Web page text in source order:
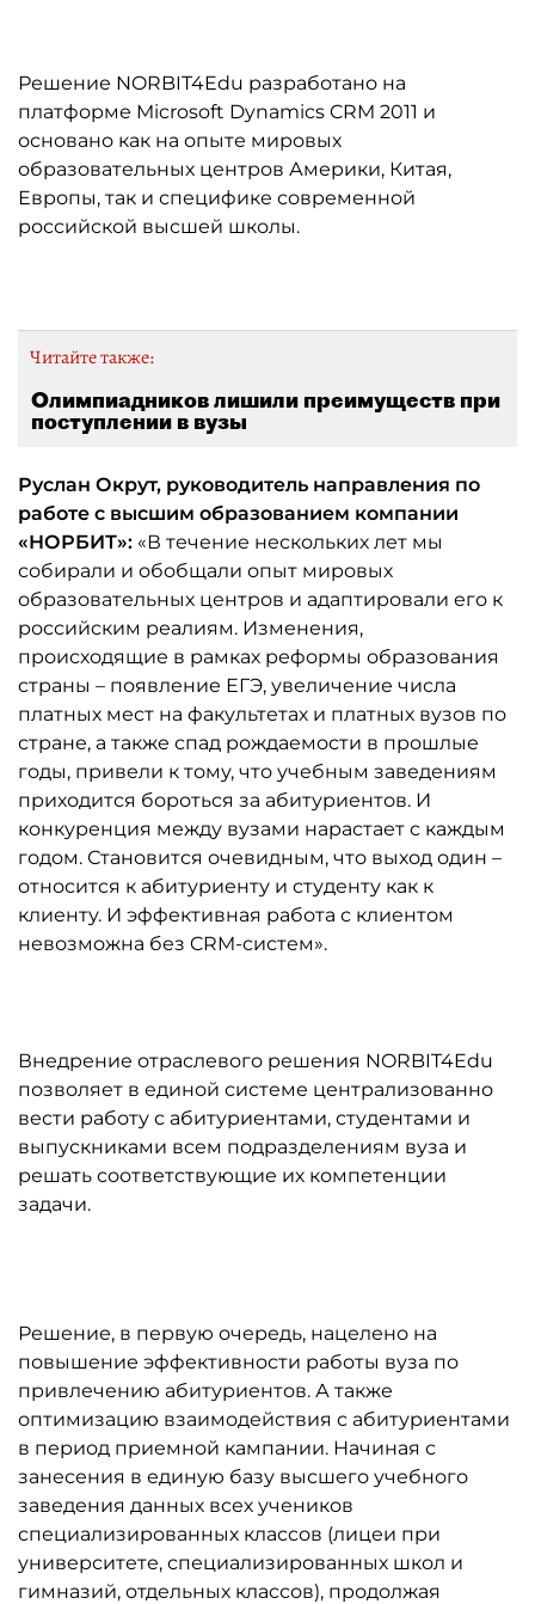
Решение NORBIT4Edu разработано на
платформе Microsoft Dynamics CRM 2011 и
основано как на опыте мировых
образовательных центров Америки, Китая,
Европы, так и специфике современной
российской высшей школы.
Читайте также:
Олимпиадников лишили преимуществ при
поступлении в вузы
Руслан Окрут, руководитель направления по
работе с высшим образованием компании
«НОРБИТ»: «В течение нескольких лет мы
собирали и обобщали опыт мировых
образовательных центров и адаптировали его к
российским реалиям. Изменения,
происходящие в рамках реформы образования
страны – появление ЕГЭ, увеличение числа
платных мест на факультетах и платных вузов по
стране, а также спад рождаемости в прошлые
годы, привели к тому, что учебным заведениям
приходится бороться за абитуриентов. И
конкуренция между вузами нарастает с каждым
годом. Становится очевидным, что выход один –
относится к абитуриенту и студенту как к
клиенту. И эффективная работа с клиентом
невозможна без CRM-систем».
Внедрение отраслевого решения NORBIT4Edu
позволяет в единой системе централизованно
вести работу с абитуриентами, студентами и
выпускниками всем подразделениям вуза и
решать соответствующие их компетенции
задачи.
Решение, в первую очередь, нацелено на
повышение эффективности работы вуза по
привлечению абитуриентов. А также
оптимизацию взаимодействия с абитуриентами
в период приемной кампании. Начиная с
занесения в единую базу высшего учебного
заведения данных всех учеников
специализированных классов (лицеи при
университете, специализированных школ и
гимназий, отдельных классов), продолжая